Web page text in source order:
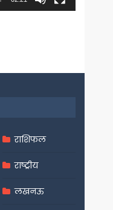
राशिफल
राष्ट्रीय
लखनऊ